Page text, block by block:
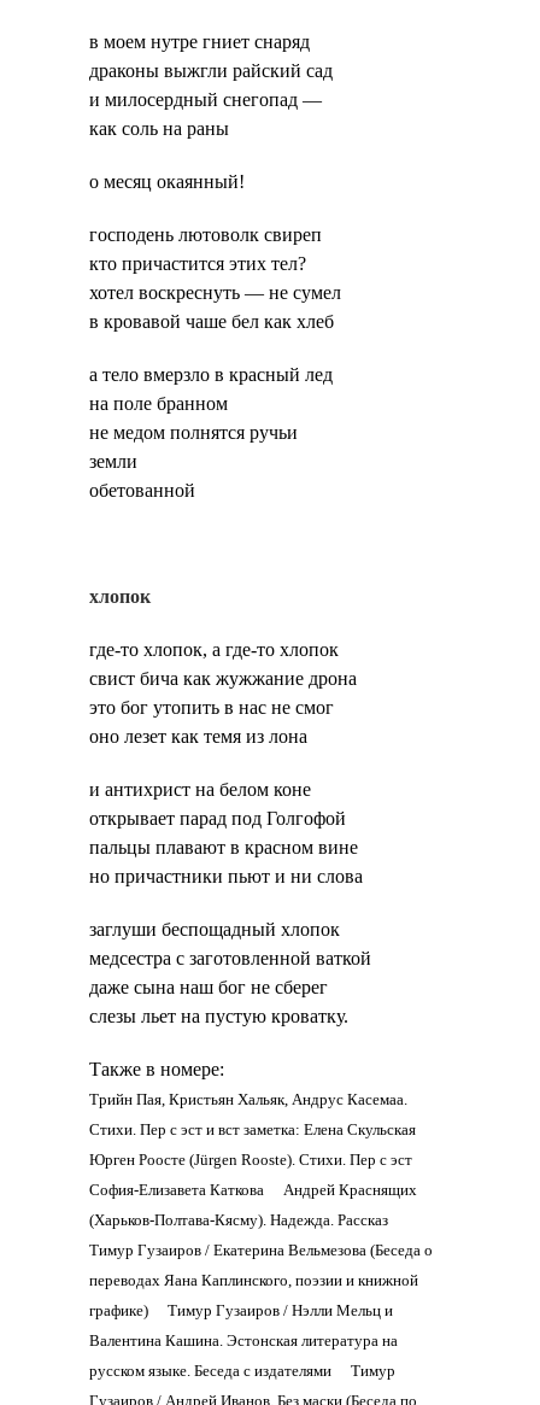
в моем нутре гниет снаряд
драконы выжгли райский сад
и милосердный снегопад —
как соль на раны
о месяц окаянный!
господень лютоволк свиреп
кто причастится этих тел?
хотел воскреснуть — не сумел
в кровавой чаше бел как хлеб
а тело вмерзло в красный лед
на поле бранном
не медом полнятся ручьи
земли
обетованной
хлопок
где-то хлопок, а где-то хлопок
свист бича как жужжание дрона
это бог утопить в нас не смог
оно лезет как темя из лона
и антихрист на белом коне
открывает парад под Голгофой
пальцы плавают в красном вине
но причастники пьют и ни слова
заглуши беспощадный хлопок
медсестра с заготовленной ваткой
даже сына наш бог не сберег
слезы льет на пустую кроватку.
Также в номере:
Трийн Пая, Кристьян Хальяк, Андрус Касемаа.
Стихи. Пер с эст и вст заметка: Елена Скульская
Юрген Роосте (Jürgen Rooste). Стихи. Пер с эст
София-Елизавета Каткова
Андрей Краснящих
(Харьков-Полтава-Кясму). Надежда. Рассказ
Тимур Гузаиров / Екатерина Вельмезова (Беседа о
переводах Яана Каплинского, поэзии и книжной
графике)
Тимур Гузаиров / Нэлли Мельц и
Валентина Кашина. Эстонская литература на
русском языке. Беседа с издателями
Тимур
Гузаиров / Андрей Иванов. Без маски (Беседа по